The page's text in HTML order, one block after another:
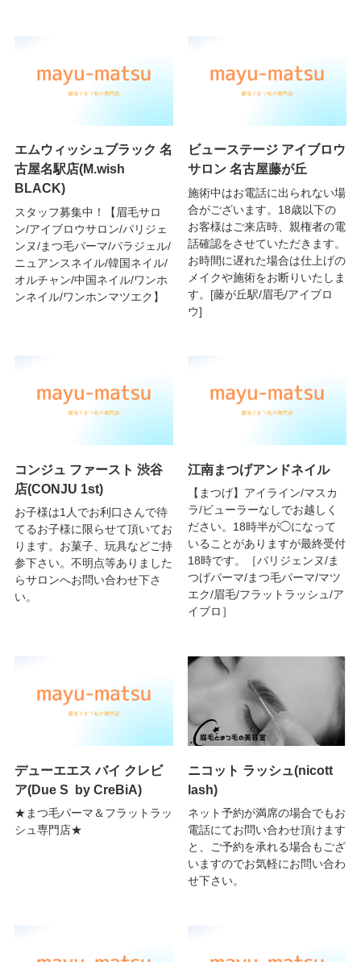
エムウィッシュブラック 名
古屋名駅店(M.wish
BLACK)
スタッフ募集中！【眉毛サロ
ン/アイブロウサロン/パリジェ
ンヌ/まつ毛パーマ/パラジェル/
ニュアンスネイル/韓国ネイル/
オルチャン/中国ネイル/ワンホ
ンネイル/ワンホンマツエク】
ビューステージ アイブロウ
サロン 名古屋藤が丘
施術中はお電話に出られない場
合がございます。18歳以下の
お客様はご来店時、親権者の電
話確認をさせていただきます。
お時間に遅れた場合は仕上げの
メイクや施術をお断りいたしま
す。[藤が丘駅/眉毛/アイブロ
ウ]
コンジュ ファースト 渋谷
店(CONJU 1st)
お子様は1人でお利口さんで待
てるお子様に限らせて頂いてお
ります。お菓子、玩具などご持
参下さい。不明点等ありました
らサロンへお問い合わせ下さ
い。
江南まつげアンドネイル
【まつげ】アイライン/マスカ
ラ/ビューラーなしでお越しく
ださい。18時半が◯になって
いることがありますが最終受付
18時です。［パリジェンヌ/ま
つげパーマ/まつ毛パーマ/マツ
エク/眉毛/フラットラッシュ/ア
イブロ］
デューエエス バイ クレビ
ア(Due S by CreBiA)
★まつ毛パーマ＆フラットラッ
シュ専門店★
ニコット ラッシュ(nicott
lash)
ネット予約が満席の場合でもお
電話にてお問い合わせ頂けます
と、ご予約を承れる場合もござ
いますのでお気軽にお問い合わ
せ下さい。